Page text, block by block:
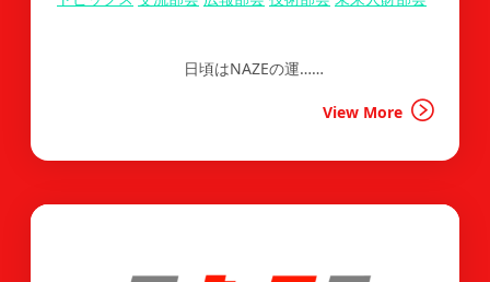
日頃はNAZEの運……
View More